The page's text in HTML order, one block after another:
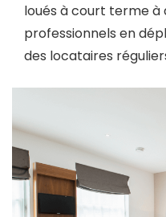
loués à court terme à
professionnels en
des locataires